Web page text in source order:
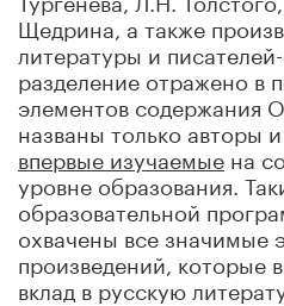
Щедрина, а также
литературы и
разделение отражено в
элементов содержания
названы только авторы
впервые изучаемые на
уровне образования.
образовательной
охвачены все значимые
произведений, которые
вклад в русскую